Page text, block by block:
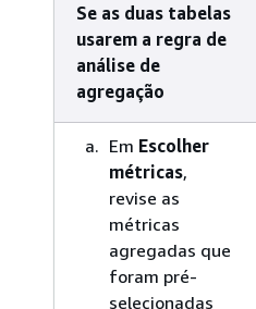
Se as duas tabelas
usarem a regra de
análise de
agregação
Em Escolher
métricas,
revise as
métricas
agregadas que
foram pré-
selecionadas